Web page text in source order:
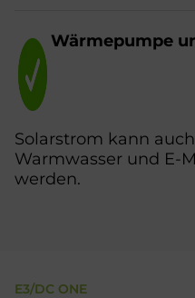
Wär­me­pum­pe
Solarstrom kann
Warmwasser und E-
werden.
E3/DC ONE